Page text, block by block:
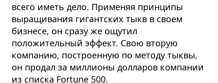
всего иметь дело. Применяя принципы
выращивания гигантских тыкв в своем
бизнесе, он сразу же ощутил
положительный эффект. Свою вторую
компанию, построенную по методу тыквы,
он продал за миллионы долларов компании
из списка Fortune 500.